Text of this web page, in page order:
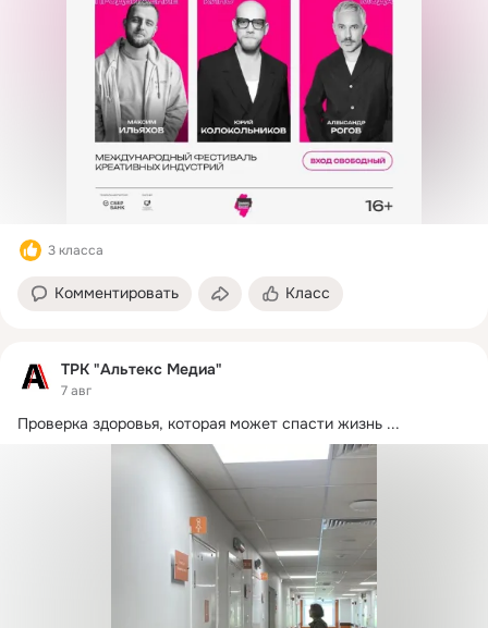
3 класса
Комментировать Класс
ТРК "Альтекс Медиа"
7 авг
Проверка здоровья, которая может спасти жизнь ...